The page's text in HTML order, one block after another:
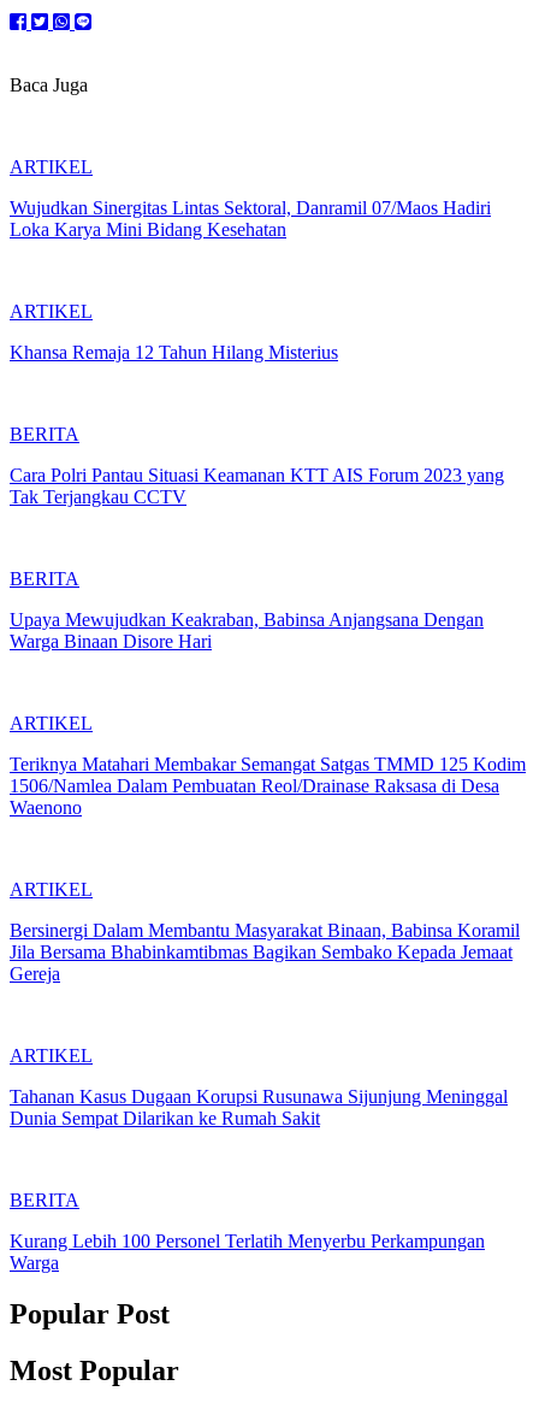
Baca Juga
ARTIKEL
Wujudkan Sinergitas Lintas Sektoral, Danramil 07/Maos Hadiri
Loka Karya Mini Bidang Kesehatan
ARTIKEL
Khansa Remaja 12 Tahun Hilang Misterius
BERITA
Cara Polri Pantau Situasi Keamanan KTT AIS Forum 2023 yang
Tak Terjangkau CCTV
BERITA
Upaya Mewujudkan Keakraban, Babinsa Anjangsana Dengan
Warga Binaan Disore Hari
ARTIKEL
Teriknya Matahari Membakar Semangat Satgas TMMD 125 Kodim
1506/Namlea Dalam Pembuatan Reol/Drainase Raksasa di Desa
Waenono
ARTIKEL
Bersinergi Dalam Membantu Masyarakat Binaan, Babinsa Koramil
Jila Bersama Bhabinkamtibmas Bagikan Sembako Kepada Jemaat
Gereja
ARTIKEL
Tahanan Kasus Dugaan Korupsi Rusunawa Sijunjung Meninggal
Dunia Sempat Dilarikan ke Rumah Sakit
BERITA
Kurang Lebih 100 Personel Terlatih Menyerbu Perkampungan
Warga
Popular Post
Most Popular